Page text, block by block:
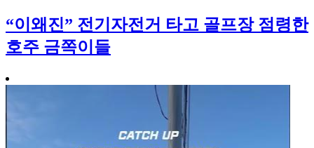
“이왜진” 전기자전거 타고 골프장 점령한
호주 금쪽이들